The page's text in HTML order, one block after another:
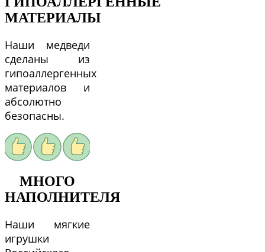
МАТЕРИАЛЫ
Наши медведи
сделаны из
гипоаллергенных
материалов и
абсолютно
безопасны.
МНОГО
НАПОЛНИТЕЛЯ
Наши мягкие
игрушки